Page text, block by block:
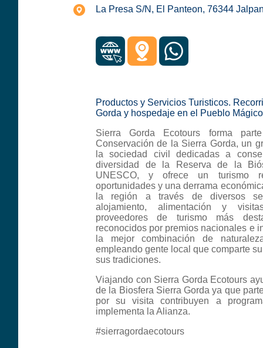
La Presa S/N, El Panteon, 76344
Productos y Servicios Turisticos.
Gorda y hospedaje en el Pueblo
Sierra Gorda Ecotours forma
Conservación de la Sierra Gorda, un
la sociedad civil dedicadas a
diversidad de la Reserva de la
UNESCO, y ofrece un turismo
oportunidades y una derrama
la región a través de diversos
alojamiento, alimentación y
proveedores de turismo más
reconocidos por premios nacionales e
la mejor combinación de
empleando gente local que comparte
sus tradiciones.
Viajando con Sierra Gorda Ecotours
de la Biosfera Sierra Gorda ya que
por su visita contribuyen a
implementa la Alianza.
#sierragordaecotours